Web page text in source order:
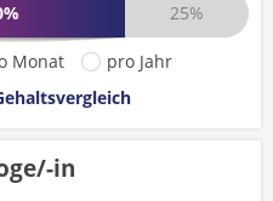
25%
Monat
pro Jahr
in